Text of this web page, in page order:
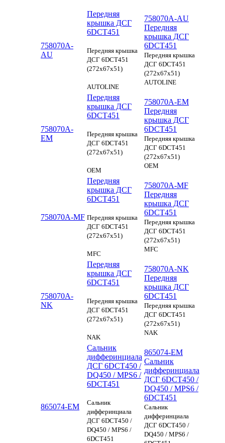
758070A-
AU
Передняя
крышка ДСГ
6DCT451
Передняя крышка
ДСГ 6DCT451
(272x67x51)
AUTOLINE
758070A-AU
Передняя
крышка ДСГ
6DCT451
Передняя крышка
ДСГ 6DCT451
(272x67x51)
AUTOLINE
758070A-
EM
Передняя
крышка ДСГ
6DCT451
Передняя крышка
ДСГ 6DCT451
(272x67x51)
OEM
758070A-EM
Передняя
крышка ДСГ
6DCT451
Передняя крышка
ДСГ 6DCT451
(272x67x51)
OEM
758070A-MF
Передняя
крышка ДСГ
6DCT451
Передняя крышка
ДСГ 6DCT451
(272x67x51)
MFC
758070A-MF
Передняя
крышка ДСГ
6DCT451
Передняя крышка
ДСГ 6DCT451
(272x67x51)
MFC
758070A-
NK
Передняя
крышка ДСГ
6DCT451
Передняя крышка
ДСГ 6DCT451
(272x67x51)
NAK
758070A-NK
Передняя
крышка ДСГ
6DCT451
Передняя крышка
ДСГ 6DCT451
(272x67x51)
NAK
865074-EM
Сальник
дифферинциала
ДСГ 6DCT450 /
DQ450 / MPS6 /
6DCT451
Сальник
дифферинциала
ДСГ 6DCT450 /
DQ450 / MPS6 /
6DCT451
865074-EM
Сальник
дифферинциала
ДСГ 6DCT450 /
DQ450 / MPS6 /
6DCT451
Сальник
дифферинциала
ДСГ 6DCT450 /
DQ450 / MPS6 /